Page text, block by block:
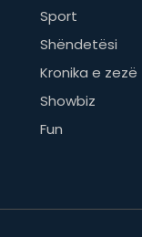
Sport
Shëndetësi
Kronika e zezë
Showbiz
Fun